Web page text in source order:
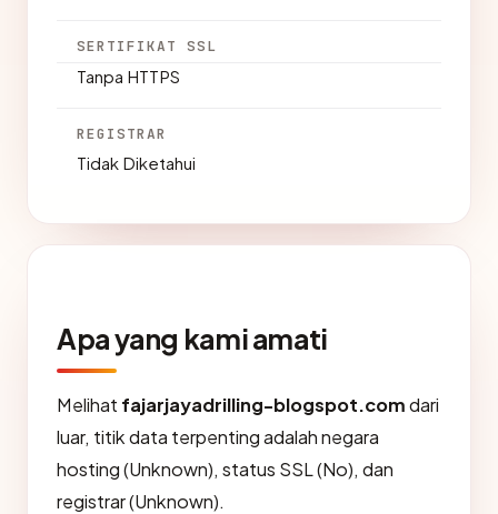
SERTIFIKAT SSL
Tanpa HTTPS
REGISTRAR
Tidak Diketahui
Apa yang kami amati
Melihat fajarjayadrilling-blogspot.comdari
luar, titik data terpenting adalah negara
hosting (Unknown), status SSL (No), dan
registrar (Unknown).